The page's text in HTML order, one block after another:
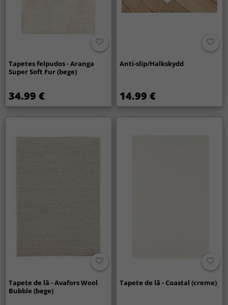
Tapetes felpudos - Aranga
Super Soft Fur (bege)
34.99 €
Anti-slip/Halkskydd
14.99 €
Tapete de lã - Avafors Wool
Bubble (bege)
Tapete de lã - Coastal (creme)